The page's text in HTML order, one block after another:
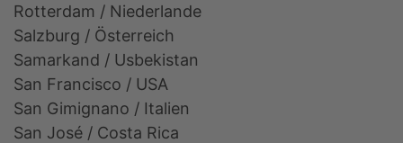
Rotterdam / Niederlande
Salzburg / Österreich
Samarkand / Usbekistan
San Francisco / USA
San Gimignano / Italien
San José / Costa Rica